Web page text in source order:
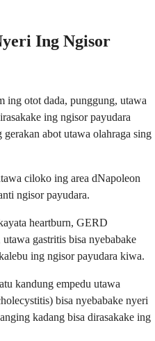
Ing Ngisor
ing otot dada, punggung, utawa
ing ngisor payudara
abot utawa olahraga sing
ciloko ing area dNapoleon
ngisor payudara.
heartburn, GERD
gastritis bisa nyebabake
ing ngisor payudara kiwa.
kandung empedu utawa
bisa nyebabake nyeri
kadang bisa dirasakake ing